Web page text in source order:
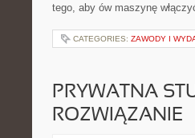
tego, aby ów maszynę
CATEGORIES: ZAWODY I
PRYWATNA
ROZWIĄZANIE